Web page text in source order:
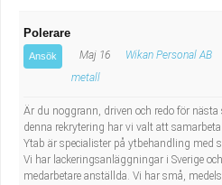
Polerare
Ansök Maj 16 Wikan Personal AB
metall
Är du noggrann, driven och redo för nästa
denna rekrytering har vi valt att
Ytab är specialister på ytbehandling med
Vi har lackeringsanläggningar i Sverige
medarbetare anställda. Vi har små,